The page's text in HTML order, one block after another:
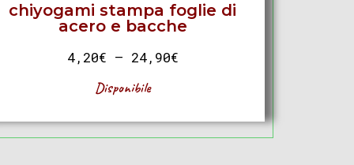
chiyogami stampa foglie di
acero e bacche
4,20€ – 24,90€
Disponibile